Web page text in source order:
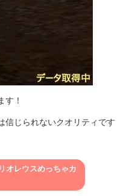
す！
信じられないクオリティです
オレウスめっちゃカ